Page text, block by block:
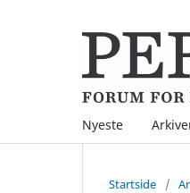
Nyeste
Startside /